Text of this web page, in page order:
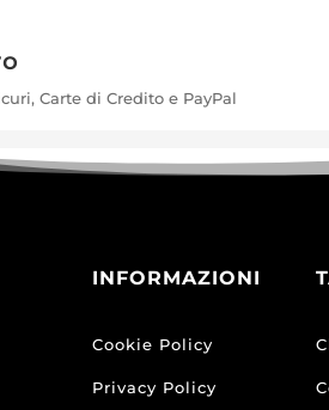
Carte di Credito e PayPal
INFORMAZIONI
Cookie Policy
Privacy Policy